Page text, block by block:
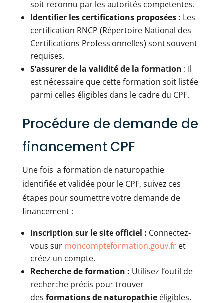
soit reconnu par les autorités compétentes.
Identifier les certifications proposées : Les
certification RNCP (Répertoire National des
Certifications Professionnelles) sont souvent
requises.
S’assurer de la validité de la formation : Il
est nécessaire que cette formation soit listée
parmi celles éligibles dans le cadre du CPF.
Procédure de demande de
financement CPF
Une fois la formation de naturopathie
identifiée et validée pour le CPF, suivez ces
étapes pour soumettre votre demande de
financement :
Inscription sur le site officiel : Connectez-
vous sur moncompteformation.gouv.fret
créez un compte.
Recherche de formation : Utilisez l’outil de
recherche précis pour trouver
des formations de naturopathieéligibles.